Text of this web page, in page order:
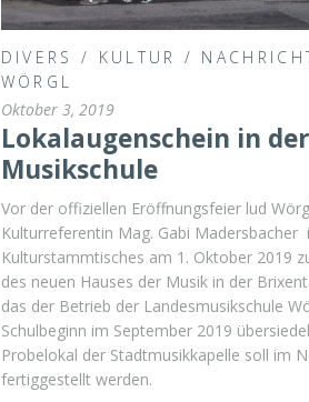
DIVERS / KULTUR /
WÖRGL
Oktober 3, 2019
Lokalaugenschein in
Musikschule
Vor der offiziellen Eröffnungsfeier lud
Kulturreferentin Mag. Gabi Madersbacher
Kulturstammtisches am 1. Oktober 2019
des neuen Hauses der Musik in der
das der Betrieb der Landesmusikschule
Schulbeginn im September 2019
Probelokal der Stadtmusikkapelle soll im
fertiggestellt werden.